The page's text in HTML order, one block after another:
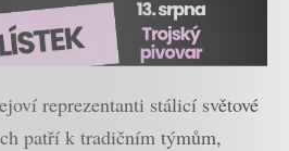
reprezentanti stálicí světové
patří k tradičním týmům,